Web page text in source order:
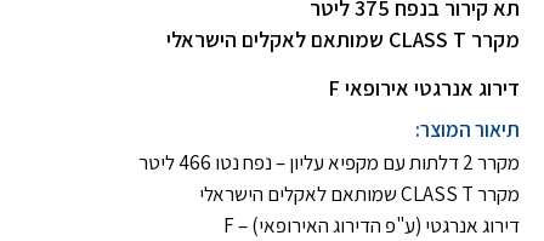
תא קירור בנפח 375 ליטר
מקרר CLASS T שמותאם לאקלים הישראלי
דירוג אנרגטי אירופאי F
תיאור המוצר:
מקרר 2 דלתות עם מקפיא עליון – נפח נטו 466 ליטר
מקרר CLASS T שמותאם לאקלים הישראלי
דירוג אנרגטי (ע"פ הדירוג האירופאי) – F